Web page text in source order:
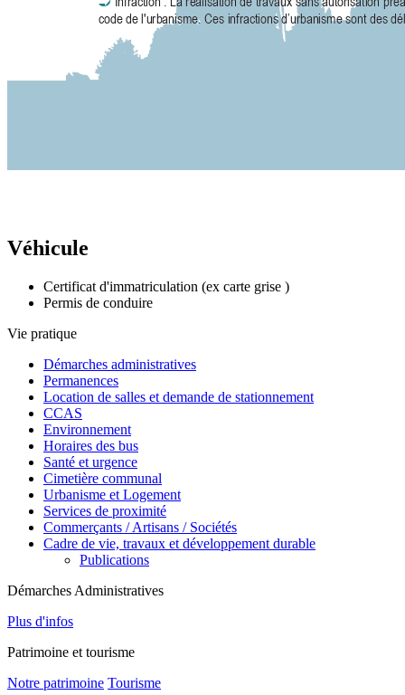
Véhicule
Certificat d'immatriculation (ex carte grise )
Permis de conduire
Vie pratique
Démarches administratives
Permanences
Location de salles et demande de stationnement
CCAS
Environnement
Horaires des bus
Santé et urgence
Cimetière communal
Urbanisme et Logement
Services de proximité
Commerçants / Artisans / Sociétés
Cadre de vie, travaux et développement durable
Publications
Démarches Administratives
Plus d'infos
Patrimoine et tourisme
Notre patrimoine Tourisme